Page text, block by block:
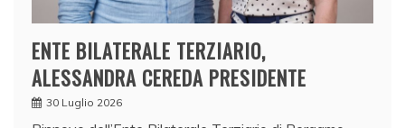
ENTE BILATERALE TERZIARIO,
ALESSANDRA CEREDA PRESIDENTE
30 Luglio 2026